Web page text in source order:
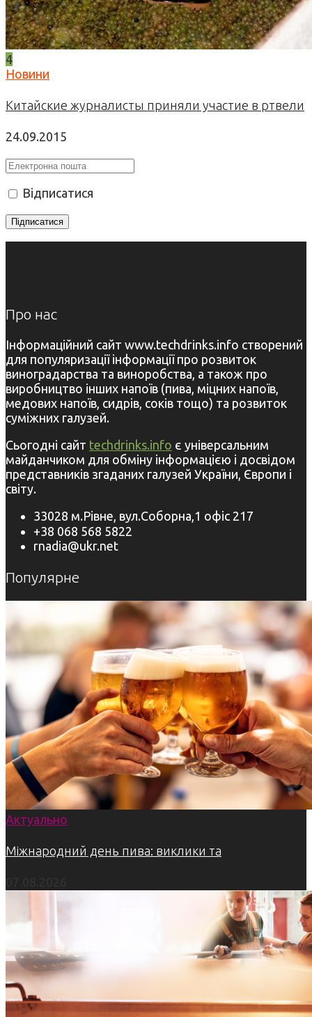
4
Новини
Китайские журналисты приняли участие в ртвели
24.09.2015
Відписатися
Про нас
Інформаційний сайт www.techdrinks.info створений
для популяризації інформації про розвиток
виноградарства та виноробства, а також про
виробництво інших напоїв (пива, міцних напоїв,
медових напоїв, сидрів, соків тощо) та розвиток
суміжних галузей.
Сьогодні сайт techdrinks.info є універсальним
майданчиком для обміну інформацією і досвідом
представників згаданих галузей України, Європи і
світу.
33028 м.Рівне, вул.Соборна,1 офіс 217
+38 068 568 5822
rnadia@ukr.net
Популярне
Актуально
Міжнародний день пива: виклики та